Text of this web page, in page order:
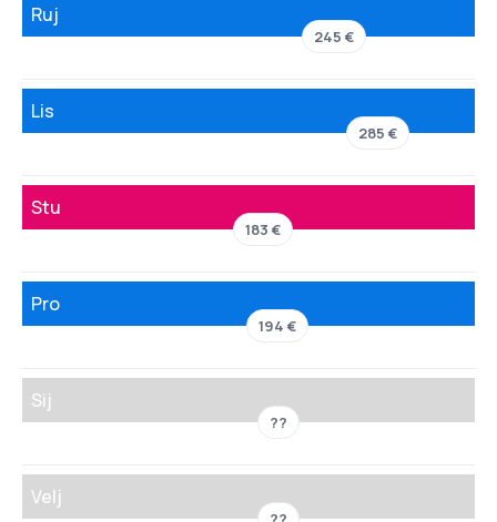
Ruj
245 €
Lis
285 €
Stu
183 €
Pro
194 €
Sij
??
Velj